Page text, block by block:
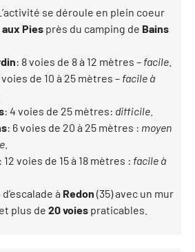
se déroule en plein coeur
aux Pies près du camping de Bains
: 8 voies de 8 à 12 mètres – facile
voies de 10 à 25 mètres – facile à
: 4 voies de 25 mètres: difficile
: 6 voies de 20 à 25 mètres : moyen
: 12 voies de 15 à 18 mètres : facile à
d’escalade à Redon (35) avec un mur
et plus de 20 voies praticables.